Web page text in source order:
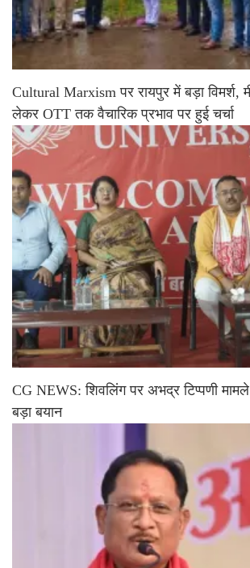
Cultural Marxism पर रायपुर में बड़ा विमर्श,
लेकर OTT तक वैचारिक प्रभाव पर हुई चर्चा
CG NEWS: शिवलिंग पर अभद्र टिप्पणी
बड़ा बयान